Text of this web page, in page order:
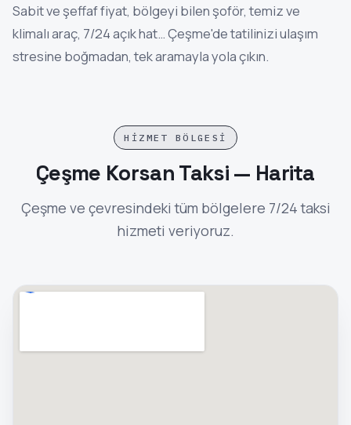
Sabit ve şeffaf fiyat, bölgeyi bilen şoför, temiz ve
klimalı araç, 7/24 açık hat… Çeşme'de tatilinizi ulaşım
stresine boğmadan, tek aramayla yola çıkın.
HIZMET BÖLGESI
Çeşme Korsan Taksi — Harita
Çeşme ve çevresindeki tüm bölgelere 7/24 taksi
hizmeti veriyoruz.